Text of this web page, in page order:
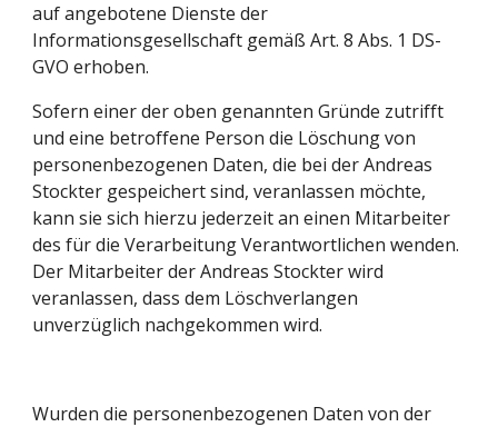
auf angebotene Dienste der
Informationsgesellschaft gemäß Art. 8 Abs. 1 DS-
GVO erhoben.
Sofern einer der oben genannten Gründe zutrifft
und eine betroffene Person die Löschung von
personenbezogenen Daten, die bei der Andreas
Stockter gespeichert sind, veranlassen möchte,
kann sie sich hierzu jederzeit an einen Mitarbeiter
des für die Verarbeitung Verantwortlichen wenden.
Der Mitarbeiter der Andreas Stockter wird
veranlassen, dass dem Löschverlangen
unverzüglich nachgekommen wird.
Wurden die personenbezogenen Daten von der